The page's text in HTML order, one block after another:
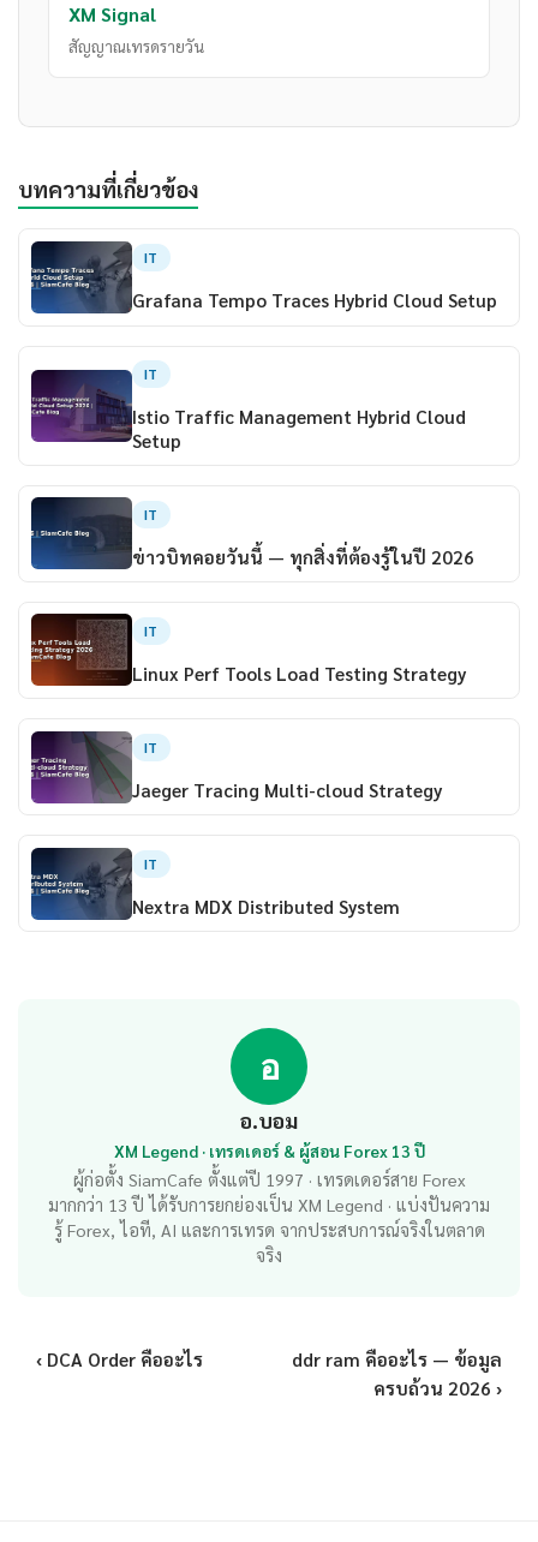
XM Signal
สัญญาณเทรดรายวัน
บทความที่เกี่ยวข้อง
IT
Grafana Tempo Traces Hybrid Cloud Setup
IT
Istio Traffic Management Hybrid Cloud
Setup
IT
ข่าวบิทคอยวันนี้ — ทุกสิ่งที่ต้องรู้ในปี 2026
IT
Linux Perf Tools Load Testing Strategy
IT
Jaeger Tracing Multi-cloud Strategy
IT
Nextra MDX Distributed System
อ
อ.บอม
XM Legend · เทรดเดอร์ & ผู้สอน Forex 13 ปี
ผู้ก่อตั้ง SiamCafe ตั้งแต่ปี 1997 · เทรดเดอร์สาย Forex
มากกว่า 13 ปี ได้รับการยกย่องเป็น XM Legend · แบ่งปันความ
รู้ Forex, ไอที, AI และการเทรด จากประสบการณ์จริงในตลาด
จริง
‹ DCA Order คืออะไร
ddr ram คืออะไร — ข้อมูล
ครบถ้วน 2026 ›